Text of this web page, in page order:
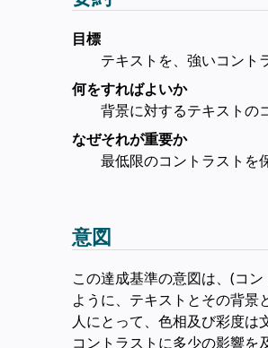
目標
テキストを、強いコント
何をすればよいか
背景に対するテキストの
なぜそれが重要か
最低限のコントラストを
意図
この達成基準の意図は、(コ
ように、テキストとその背景
人にとって、色相及び彩度
コントラストに多少の影響を